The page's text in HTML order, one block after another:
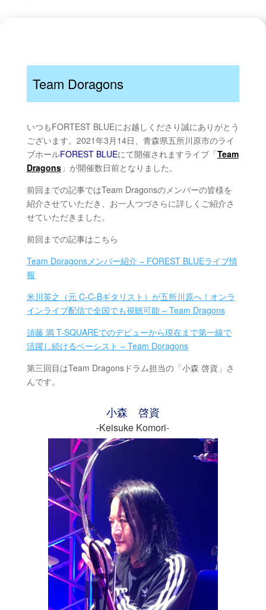
Team Doragons
いつもFORTEST BLUEにお越しくださり誠にありがとう
ございます。2021年3月14日、青森県五所川原市のライ
ブホールFOREST BLUEにて開催されますライブ「Team
Dragons」が開催数日前となりました。
前回までの記事ではTeam Dragonsのメンバーの皆様を
紹介させていただき、お一人つづさらに詳しくご紹介さ
せていただきました。
前回までの記事はこちら
Team Doragonsメンバー紹介 – FOREST BLUEライブ情
報
米川英之（元 C-C-Bギタリスト）が五所川原へ！オンラ
インライブ配信で全国でも視聴可能 – Team Dragons
須藤 満 T-SQUAREでのデビューから現在まで第一線で
活躍し続けるベーシスト – Team Doragons
第三回目はTeam Dragonsドラム担当の「小森 啓資」さ
んです。
小森 啓資
-Keisuke Komori-